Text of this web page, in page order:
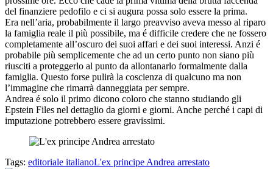
del finanziere pedofilo e ci si augura possa solo essere la prima.
Era nell’aria, probabilmente il largo preavviso aveva messo al riparo
la famiglia reale il più possibile, ma é difficile credere che ne fossero
completamente all’oscuro dei suoi affari e dei suoi interessi. Anzi é
probabile più semplicemente che ad un certo punto non siano più
riusciti a proteggerlo al punto da allontanarlo formalmente dalla
famiglia. Questo forse pulirà la coscienza di qualcuno ma non
l’immagine che rimarrà danneggiata per sempre.
Andrea é solo il primo dicono coloro che stanno studiando gli
Epstein Files nel dettaglio da giorni e giorni. Anche perché i capi di
imputazione potrebbero essere gravissimi.
Tags: editoriale italianoL'ex principe Andrea arrestato